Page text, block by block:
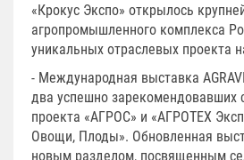
«Крокус Экспо» открылось
агропромышленного комплекса
уникальных отраслевых проекта
- Международная выставка
два успешно зарекомендовавших
проекта «АГРОС» и «АГРОТЕХ
Овощи, Плоды». Обновленная
новым разделом, посвященным